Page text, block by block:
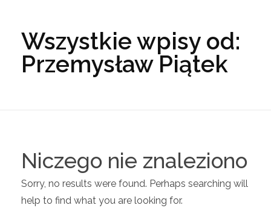
Wszystkie wpisy od:
Przemysław Piątek
Niczego nie znaleziono
Sorry, no results were found. Perhaps searching will
help to find what you are looking for.